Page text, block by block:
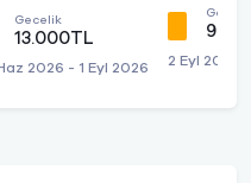
Gecelik
13.000TL
2026 - 1 Eyl 2026 2 Eyl 2026